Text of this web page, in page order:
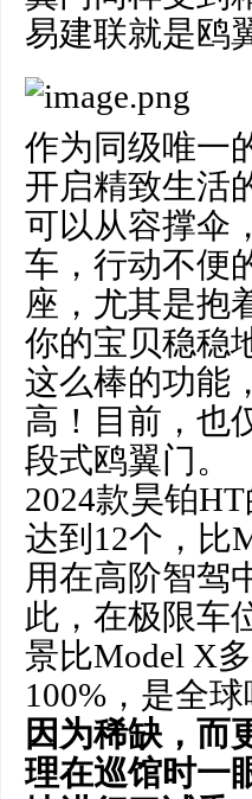
易建联就是鸥
作为同级唯一
开启精致生活
可以从容撑伞
车，行动不便
座，尤其是抱
你的宝贝稳稳
这么棒的功能
高！目前，也
段式鸥翼门。
2024款昊铂
达到12个，比
用在高阶智驾
此，在极限车
景比Model X
100%，是全
因为稀缺，而
理在巡馆时一